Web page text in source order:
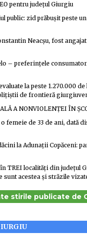
pentru judeţul Giurgiu
public: zid prăbușit peste
Neacșu, fost
– preferințele
la peste 1.270.000
de frontieră
A NONVIOLENȚEI ÎN
femeie de 33 de ani, dată
la Adunații Copăceni:
TREI localităţi din judeţul
sunt acestea şi străzile
stirile publicate de